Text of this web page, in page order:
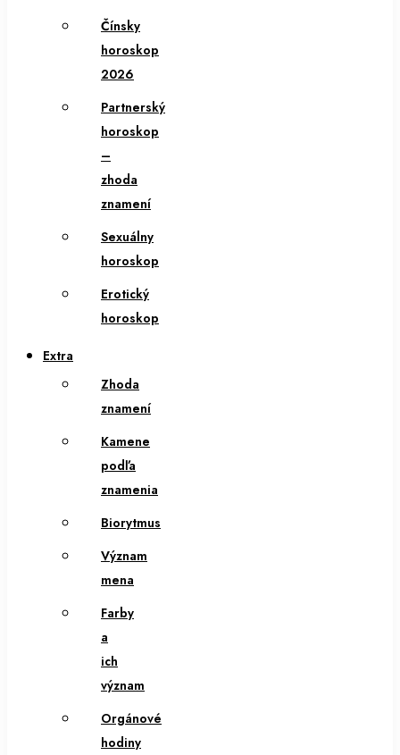
Čínsky
horoskop
2026
Partnerský
horoskop
–
zhoda
znamení
Sexuálny
horoskop
Erotický
horoskop
Extra
Zhoda
znamení
Kamene
podľa
znamenia
Biorytmus
Význam
mena
Farby
a
ich
význam
Orgánové
hodiny